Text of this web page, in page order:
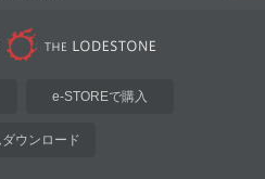
e-STOREで購入
ウンロード